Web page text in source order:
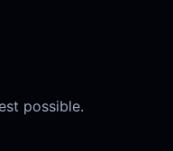
possible.